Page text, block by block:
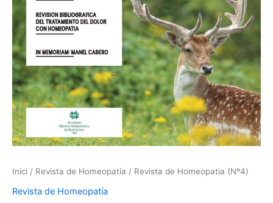
Inici / Revista de Homeopatía / Revista de Homeopatia (Nº4)
Revista de Homeopatía